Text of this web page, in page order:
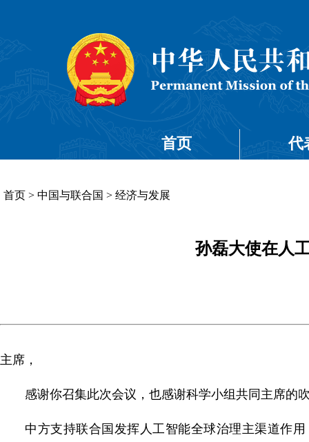
首页 代
首页 > 中国与联合国 > 经济与发展
孙磊大使在人
主席，
感谢你召集此次会议，也感谢科学小组共同主席的
中方支持联合国发挥人工智能全球治理主渠道作